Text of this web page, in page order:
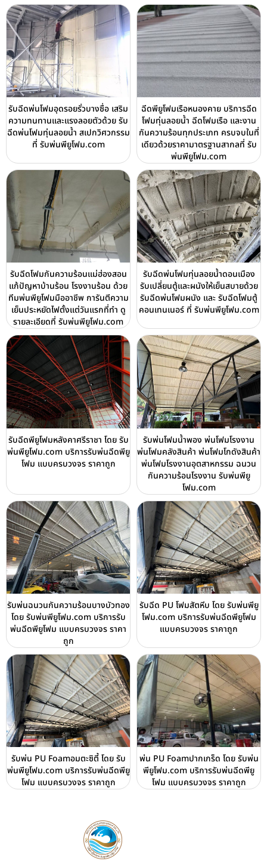
รับฉีดพ่นโฟมอุดรอยรั่วบางซื่อ เสริม
ความทนทานและแรงลอยตัวด้วย รับ
ฉีดพ่นโฟมทุ่นลอยน้ำ สเปกวิศวกรรม
ที่ รับพ่นพียูโฟม.com
ฉีดพียูโฟมเรือหนองคาย บริการฉีด
โฟมทุ่นลอยน้ำ ฉีดโฟมเรือ และงาน
กันความร้อนทุกประเภท ครบจบในที่
เดียวด้วยราคามาตรฐานสากลที่ รับ
พ่นพียูโฟม.com
รับฉีดโฟมกันความร้อนแม่ฮ่องสอน
แก้ปัญหาบ้านร้อน โรงงานร้อน ด้วย
ทีมพ่นพียูโฟมมืออาชีพ การันตีความ
เย็นประหยัดไฟตั้งแต่วันแรกที่ทำ ดู
รายละเอียดที่ รับพ่นพียูโฟม.com
รับฉีดพ่นโฟมทุ่นลอยน้ำดอนเมือง
รับเปลี่ยนตู้และผนังให้เย็นสบายด้วย
รับฉีดพ่นโฟมผนัง และ รับฉีดโฟมตู้
คอนเทนเนอร์ ที่ รับพ่นพียูโฟม.com
รับฉีดพียูโฟมหลังคาศรีราชา โดย รับ
พ่นพียูโฟม.com บริการรับพ่นฉีดพียู
โฟม แบบครบวงจร ราคาถูก
รับพ่นโฟมน้ำพอง พ่นโฟมโรงงาน
พ่นโฟมคลังสินค้า พ่นโฟมโกดังสินค้า
พ่นโฟมโรงงานอุตสาหกรรม ฉนวน
กันความร้อนโรงงาน รับพ่นพียู
โฟม.com
รับพ่นฉนวนกันความร้อนบางบัวทอง
โดย รับพ่นพียูโฟม.com บริการรับ
พ่นฉีดพียูโฟม แบบครบวงจร ราคา
ถูก
รับฉีด PU โฟมสัตหีบ โดย รับพ่นพียู
โฟม.com บริการรับพ่นฉีดพียูโฟม
แบบครบวงจร ราคาถูก
รับพ่น PU Foamอมตะซิตี้ โดย รับ
พ่นพียูโฟม.com บริการรับพ่นฉีดพียู
โฟม แบบครบวงจร ราคาถูก
พ่น PU Foamปากเกร็ด โดย รับพ่น
พียูโฟม.com บริการรับพ่นฉีดพียู
โฟม แบบครบวงจร ราคาถูก